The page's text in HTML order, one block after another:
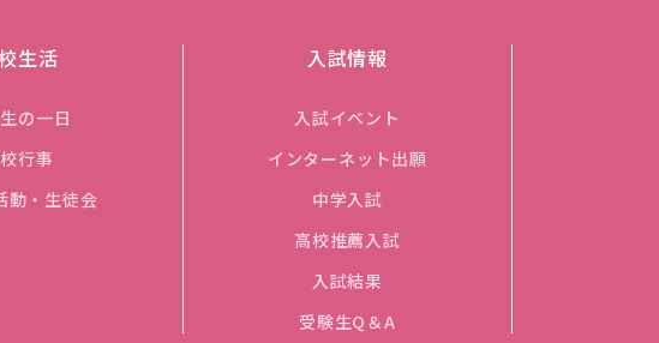
生活
の一日
行事
動・生徒会
入試情報
入試イベント
インターネット出願
中学入試
高校推薦入試
入試結果
受験生Q＆A